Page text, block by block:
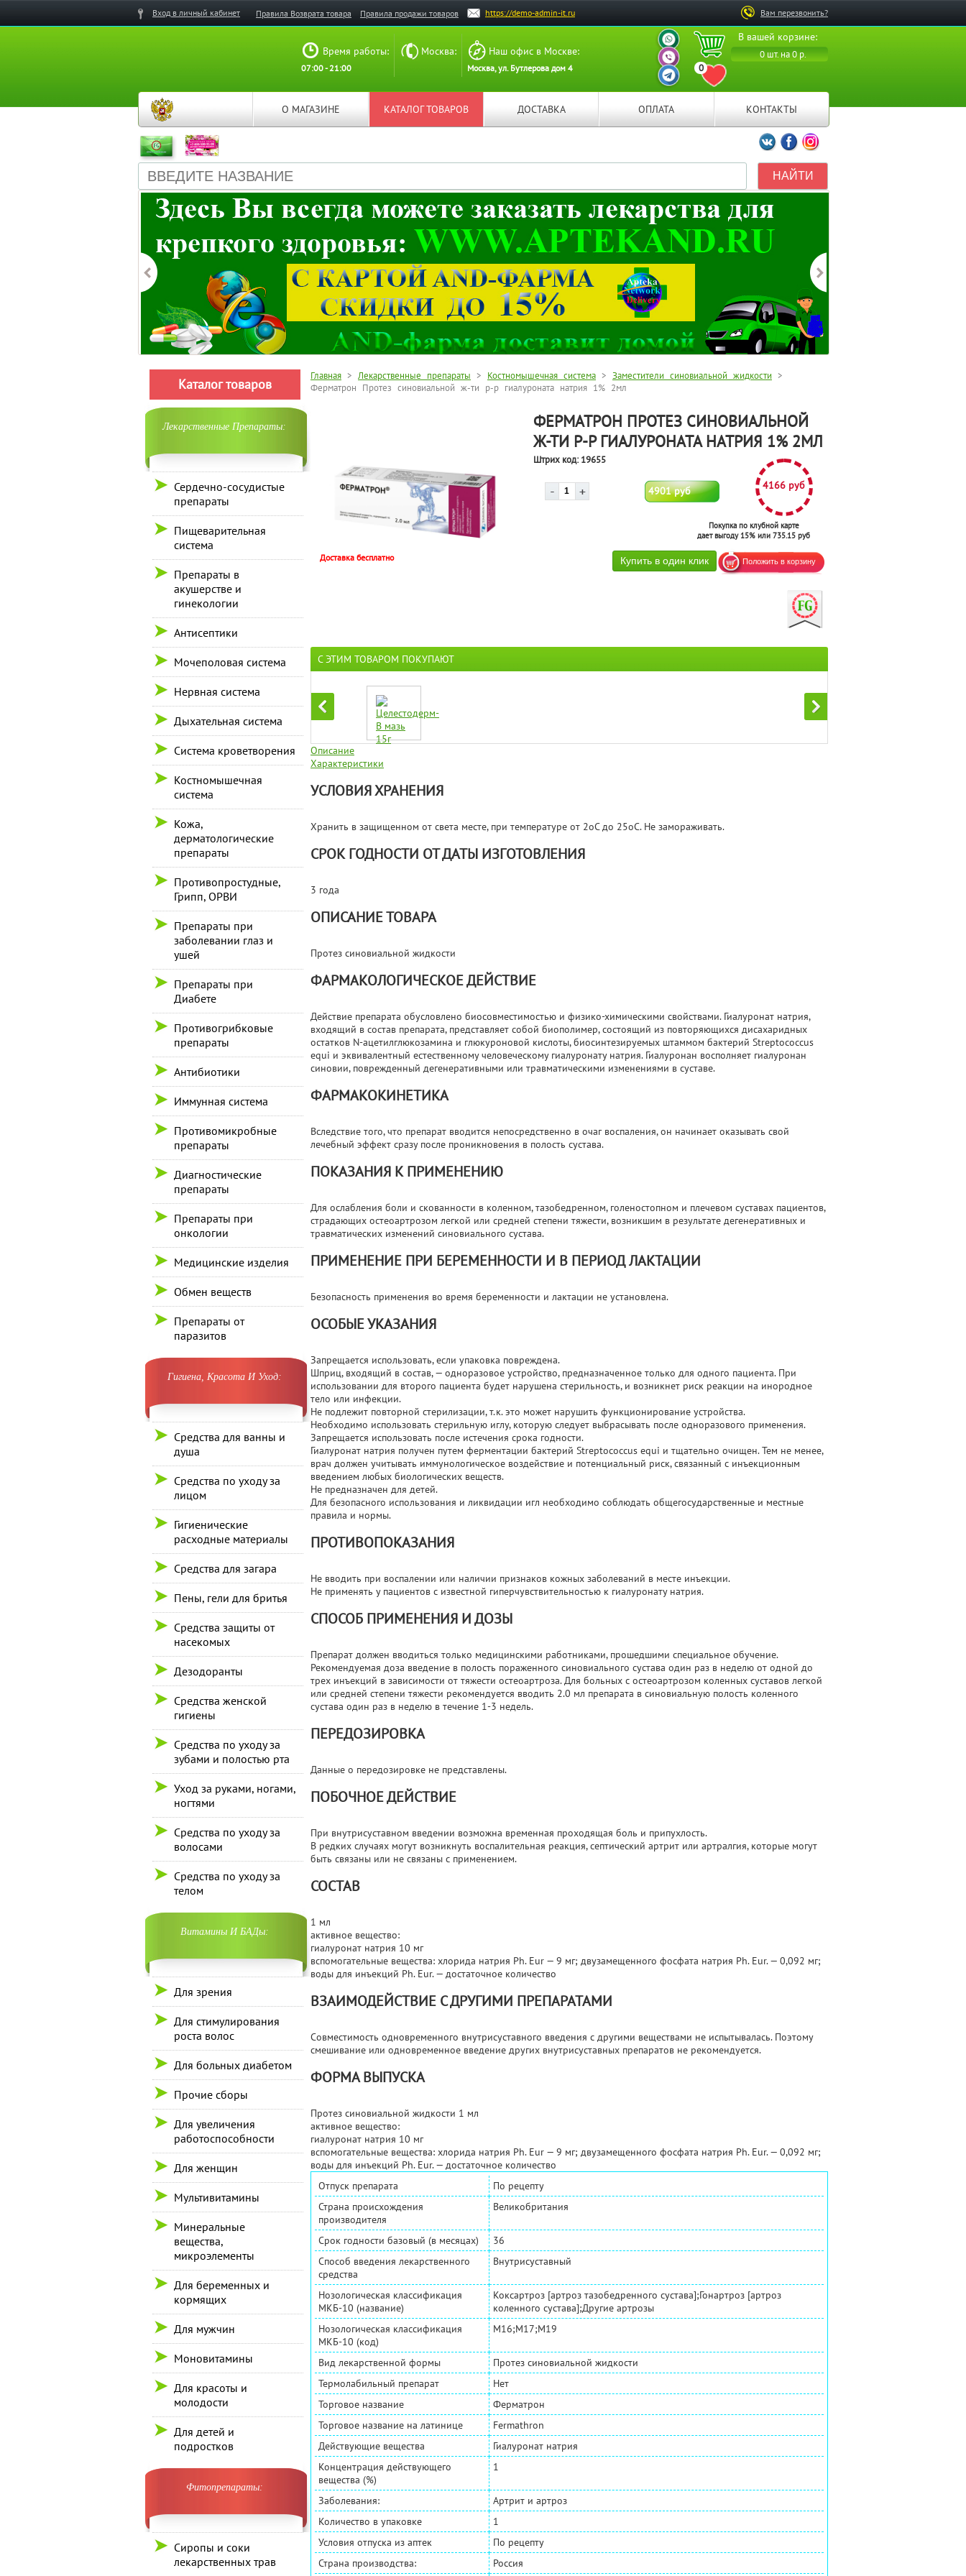
Вам перезвонить?
Вход в личный кабинет Правила Возврата товара Правила продажи товаров https://demo-admin-it.ru
В вашей корзине:
0 шт. на 0 р.
0
ПЕРЕЙТИ В ИЗБРАННОЕ
ВАШ ПЕРСОНАЛЬНЫЙ
МЕНЕДЖЕР
ВАШ ПЕРСОНАЛЬНЫЙ
МЕНЕДЖЕР
ВАШ ПЕРСОНАЛЬНЫЙ
МЕНЕДЖЕР
Время работы:
07:00 - 21:00
Москва: Наш офис в Москве:
Москва, ул. Бутлерова дом 4
О МАГАЗИНЕ КАТАЛОГ ТОВАРОВ ДОСТАВКА ОПЛАТА КОНТАКТЫ
Мы ВКонтакте
Мы на Facebook
Мы в Instagramm
Каталог товаров
Лекарственные Препараты:
Сердечно-сосудистые
препараты
Пищеварительная
система
Препараты в
акушерстве и
гинекологии
Антисептики
Мочеполовая система
Нервная система
Дыхательная система
Система кроветворения
Костномышечная
система
Кожа,
дерматологические
препараты
Противопростудные,
Грипп, ОРВИ
Препараты при
заболевании глаз и
ушей
Препараты при
Диабете
Противогрибковые
препараты
Антибиотики
Иммунная система
Противомикробные
препараты
Диагностические
препараты
Препараты при
онкологии
Медицинские изделия
Обмен веществ
Препараты от
паразитов
Гигиена, Красота И Уход:
Средства для ванны и
душа
Средства по уходу за
лицом
Гигиенические
расходные материалы
Средства для загара
Пены, гели для бритья
Средства защиты от
насекомых
Дезодоранты
Средства женской
гигиены
Средства по уходу за
зубами и полостью рта
Уход за руками, ногами,
ногтями
Средства по уходу за
волосами
Средства по уходу за
телом
Витамины И БАДы:
Для зрения
Для стимулирования
роста волос
Для больных диабетом
Прочие сборы
Для увеличения
работоспособности
Для женщин
Мультивитамины
Минеральные
вещества,
микроэлементы
Для беременных и
кормящих
Для мужчин
Моновитамины
Для красоты и
молодости
Для детей и
подростков
Фитопрепараты:
Сиропы и соки
лекарственных трав
Главная > Лекарственные препараты > Костномышечная система > Заместители синовиальной жидкости >
Ферматрон Протез синовиальной ж-ти р-р гиалуроната натрия 1% 2мл
ФЕРМАТРОН ПРОТЕЗ СИНОВИАЛЬНОЙ
Ж-ТИ Р-Р ГИАЛУРОНАТА НАТРИЯ 1% 2МЛ
Штрих код:19655
4901 руб 4166 руб
Покупка по клубной карте
дает выгоду 15% или 735.15 руб
Доставка бесплатно
С ЭТИМ ТОВАРОМ ПОКУПАЮТ
Описание
Характеристики
УСЛОВИЯ ХРАНЕНИЯ
Хранить в защищенном от света месте, при температуре от 2oС до 25oС. Не замораживать.
СРОК ГОДНОСТИ ОТ ДАТЫ ИЗГОТОВЛЕНИЯ
3 года
ОПИСАНИЕ ТОВАРА
Протез синовиальной жидкости
ФАРМАКОЛОГИЧЕСКОЕ ДЕЙСТВИЕ
Действие препарата обусловлено биосовместимостью и физико-химическими свойствами. Гиалуронат натрия,
входящий в состав препарата, представляет собой биополимер, состоящий из повторяющихся дисахаридных
остатков N-ацетилглюкозамина и глюкуроновой кислоты, биосинтезируемых штаммом бактерий Streptococcus
equi и эквивалентный естественному человеческому гиалуронату натрия. Гиалуронан восполняет гиалуронан
синовии, поврежденный дегенеративными или травматическими изменениями в суставе.
ФАРМАКОКИНЕТИКА
Вследствие того, что препарат вводится непосредственно в очаг воспаления, он начинает оказывать свой
лечебный эффект сразу после проникновения в полость сустава.
ПОКАЗАНИЯ К ПРИМЕНЕНИЮ
Для ослабления боли и скованности в коленном, тазобедренном, голеностопном и плечевом суставах пациентов,
страдающих остеоартрозом легкой или средней степени тяжести, возникшим в результате дегенеративных и
травматических изменений синовиального сустава.
ПРИМЕНЕНИЕ ПРИ БЕРЕМЕННОСТИ И В ПЕРИОД ЛАКТАЦИИ
Безопасность применения во время беременности и лактации не установлена.
ОСОБЫЕ УКАЗАНИЯ
Запрещается использовать, если упаковка повреждена.
Шприц, входящий в состав, — одноразовое устройство, предназначенное только для одного пациента. При
использовании для второго пациента будет нарушена стерильность, и возникнет риск реакции на инородное
тело или инфекции.
Не подлежит повторной стерилизации, т.к. это может нарушить функционирование устройства.
Необходимо использовать стерильную иглу, которую следует выбрасывать после одноразового применения.
Запрещается использовать после истечения срока годности.
Гиалуронат натрия получен путем ферментации бактерий Streptococcus equi и тщательно очищен. Тем не менее,
врач должен учитывать иммунологическое воздействие и потенциальный риск, связанный с инъекционным
введением любых биологических веществ.
Не предназначен для детей.
Для безопасного использования и ликвидации игл необходимо соблюдать общегосударственные и местные
правила и нормы.
ПРОТИВОПОКАЗАНИЯ
Не вводить при воспалении или наличии признаков кожных заболеваний в месте инъекции.
Не применять у пациентов с известной гиперчувствительностью к гиалуронату натрия.
СПОСОБ ПРИМЕНЕНИЯ И ДОЗЫ
Препарат должен вводиться только медицинскими работниками, прошедшими специальное обучение.
Рекомендуемая доза введение в полость пораженного синовиального сустава один раз в неделю от одной до
трех инъекций в зависимости от тяжести остеоартроза. Для больных с остеоартрозом коленных суставов легкой
или средней степени тяжести рекомендуется вводить 2.0 мл препарата в синовиальную полость коленного
сустава один раз в неделю в течение 1-3 недель.
ПЕРЕДОЗИРОВКА
Данные о передозировке не представлены.
ПОБОЧНОЕ ДЕЙСТВИЕ
При внутрисуставном введении возможна временная проходящая боль и припухлость.
В редких случаях могут возникнуть воспалительная реакция, септический артрит или артралгия, которые могут
быть связаны или не связаны с применением.
СОСТАВ
1 мл
активное вещество:
гиалуронат натрия 10 мг
вспомогательные вещества: хлорида натрия Ph. Eur — 9 мг; двузамещенного фосфата натрия Ph. Eur. — 0,092 мг;
воды для инъекций Ph. Eur. — достаточное количество
ВЗАИМОДЕЙСТВИЕ С ДРУГИМИ ПРЕПАРАТАМИ
Совместимость одновременного внутрисуставного введения с другими веществами не испытывалась. Поэтому
смешивание или одновременное введение других внутрисуставных препаратов не рекомендуется.
ФОРМА ВЫПУСКА
Протез синовиальной жидкости 1 мл
активное вещество:
гиалуронат натрия 10 мг
вспомогательные вещества: хлорида натрия Ph. Eur — 9 мг; двузамещенного фосфата натрия Ph. Eur. — 0,092 мг;
воды для инъекций Ph. Eur. — достаточное количество
Отпуск препарата
По рецепту
Страна происхождения
производителя
Великобритания
Срок годности базовый (в месяцах)
36
Способ введения лекарственного
средства
Внутрисуставный
Нозологическая классификация
МКБ-10 (название)
Коксартроз [артроз тазобедренного сустава];Гонартроз [артроз
коленного сустава];Другие артрозы
Нозологическая классификация
МКБ-10 (код)
M16;M17;M19
Вид лекарственной формы
Протез синовиальной жидкости
Термолабильный препарат
Нет
Торговое название
Ферматрон
Торговое название на латинице
Fermathron
Действующие вещества
Гиалуронат натрия
Концентрация действующего
вещества (%)
1
Заболевания:
Артрит и артроз
Количество в упаковке
1
Условия отпуска из аптек
По рецепту
Страна производства:
Россия